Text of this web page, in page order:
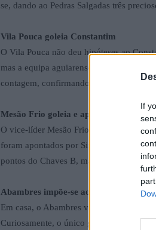
If
se, dando ao Pedras Salgadas três
Vila Pouca goleia Constantim
O Vila Pouca não deu hipóteses ao
mas a equipa aguiarense reagiu com
contagem, confirmando a superioridade
Mesão Frio goleia e aproxima-se da
O vice-líder Mesão Frio venceu
foram apontados por Simão (2),
pontos do Chaves B, mantendo agora
Abambres impõe-se ao Sabrosa
Em casa, o Abambres venceu o
Curiosamente, o único golo dos